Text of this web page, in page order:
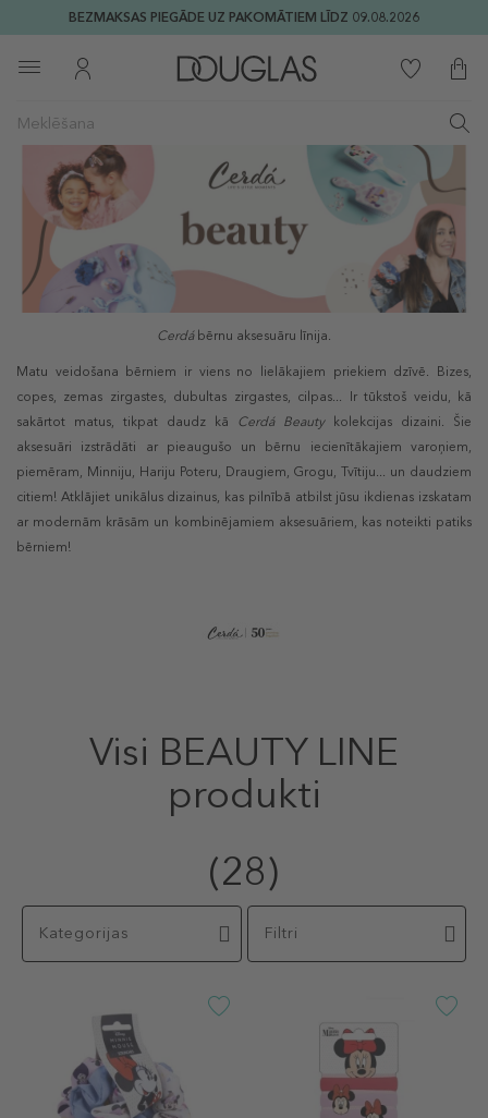
BEZMAKSAS PIEGĀDE UZ PAKOMĀTIEM LĪDZ 09.08.2026
Cerdábērnu aksesuāru līnija.
Matu veidošana bērniem ir viens no lielākajiem priekiem dzīvē. Bizes,
copes, zemas zirgastes, dubultas zirgastes, cilpas... Ir tūkstoš veidu, kā
sakārtot matus, tikpat daudz kā Cerdá Beautykolekcijas dizaini. Šie
aksesuāri izstrādāti ar pieaugušo un bērnu iecienītākajiem varoņiem,
piemēram, Minniju, Hariju Poteru, Draugiem, Grogu, Tvītiju... un daudziem
citiem! Atklājiet unikālus dizainus, kas pilnībā atbilst jūsu ikdienas izskatam
ar modernām krāsām un kombinējamiem aksesuāriem, kas noteikti patiks
bērniem!
Visi BEAUTY LINE
produkti
(28)
Kategorijas Filtri